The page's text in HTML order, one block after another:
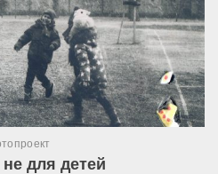
для детей